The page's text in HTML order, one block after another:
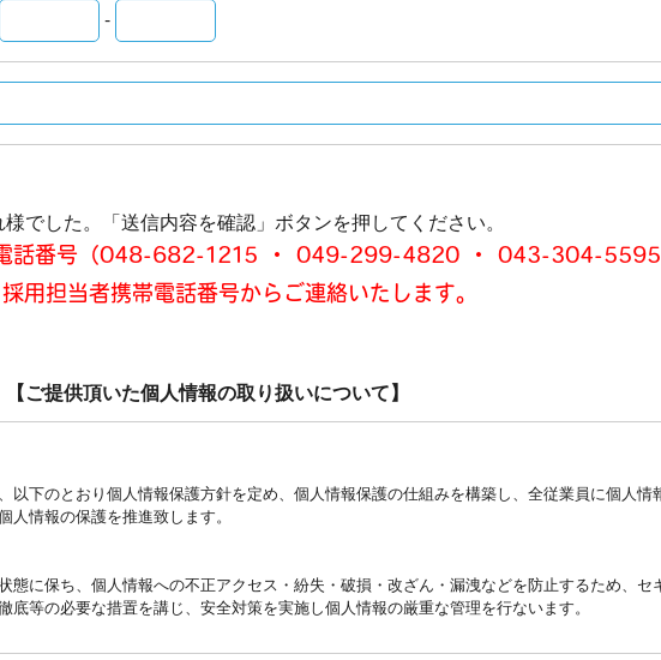
-
でした。 「送信内容を確認」ボタンを押してください。
電話番号（048-682-1215 ・ 049-299-4820 ・ 043-304-5595
用担当者携帯電話番号からご連絡いたします。
【ご提供頂いた個人情報の取り扱いについて】
以下のとおり個人情報保護方針を定め、個人情報保護の仕組みを構築し、全従業員に個人情
情報の保護を推進致します。
態に保ち、個人情報への不正アクセス・紛失・破損・改ざん・漏洩などを防止するため、セ
等の必要な措置を講じ、安全対策を実施し個人情報の厳重な管理を行ないます。